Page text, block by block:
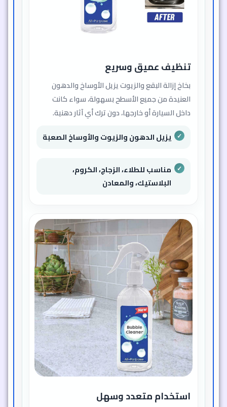
تنظيف عميق وسريع
بخاخ إزالة البقع والزيوت يزيل الأوساخ والدهون
العنيدة من جميع الأسطح بسهولة، سواء كانت
داخل السيارة أو خارجها، دون ترك أي آثار دهنية.
يزيل الدهون والزيوت والأوساخ الصعبة
مناسب للطلاء، الزجاج، الكروم،
البلاستيك، والمعادن
استخدام متعدد وسهل